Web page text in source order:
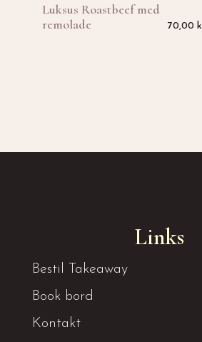
Luksus Roastbeef med
remolade
70,00
Links
Bestil Takeaway
Book bord
Kontakt